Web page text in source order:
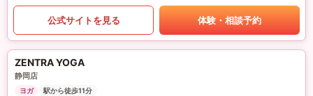
公式サイトを見る 体験・相談予約
ZENTRA YOGA
静岡店
ヨガ 駅から徒歩11分